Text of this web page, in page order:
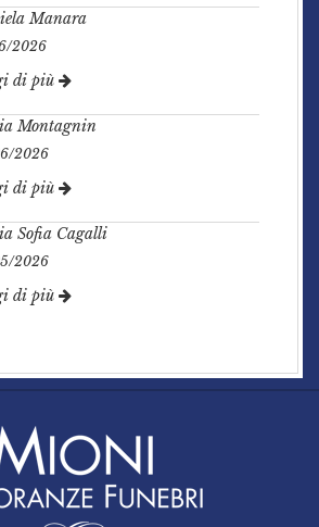
Manara
2026
di più
Montagnin
2026
di più
Sofia Cagalli
2026
di più